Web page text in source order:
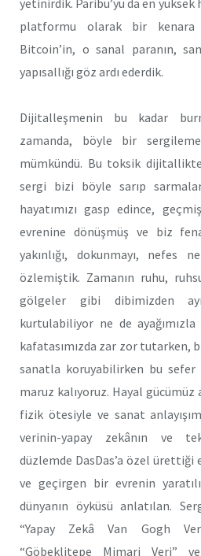
platformu olarak bir kenara
Bitcoin’in, o sanal paranın,
yapısallığı göz ardı ederdik.
Dijitalleşmenin bu kadar
zamanda, böyle bir
mümkündü. Bu toksik
sergi bizi böyle sarıp
hayatımızı gasp edince,
evrenine dönüşmüş ve biz
yakınlığı, dokunmayı, nefes
özlemiştik. Zamanın ruhu,
gölgeler gibi dibimizden
kurtulabiliyor ne de ayağımızla
kafatasımızda zar zor tutarken,
sanatla koruyabilirken bu sefer
maruz kalıyoruz. Hayal
fizik ötesiyle ve sanat
verinin-yapay zekânın ve
düzlemde DasDas’a özel ürettiği
ve geçirgen bir evrenin
dünyanın öyküsü anlatılan.
“Yapay Zekâ Van Gogh
“Göbeklitepe Mimari Veri”